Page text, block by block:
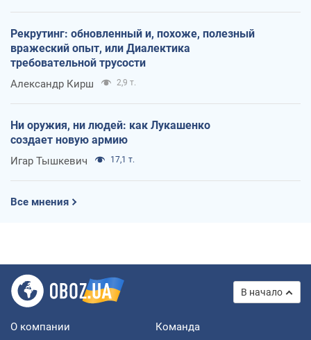
Рекрутинг: обновленный и, похоже, полезный
вражеский опыт, или Диалектика
требовательной трусости
Александр Кирш 2,9 т.
Ни оружия, ни людей: как Лукашенко
создает новую армию
Игар Тышкевич 17,1 т.
Все мнения
В начало
О компании Команда